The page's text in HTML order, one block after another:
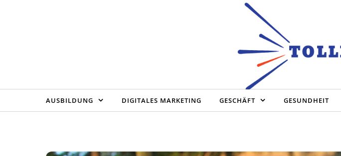
AUSBILDUNG DIGITALES MARKETING GESCHÄFT GESUNDHEIT